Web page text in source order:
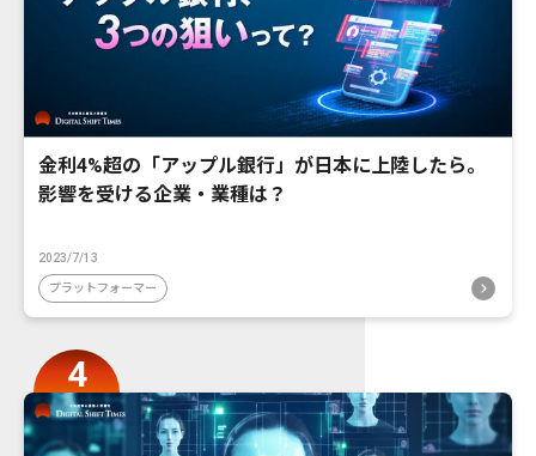
金利4%超の「アップル銀行」が日本に上陸したら。
影響を受ける企業・業種は？
2023/7/13
プラットフォーマー